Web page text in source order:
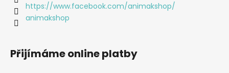
https://www.facebook.com/animakshop/
animakshop
Přijímáme online platby